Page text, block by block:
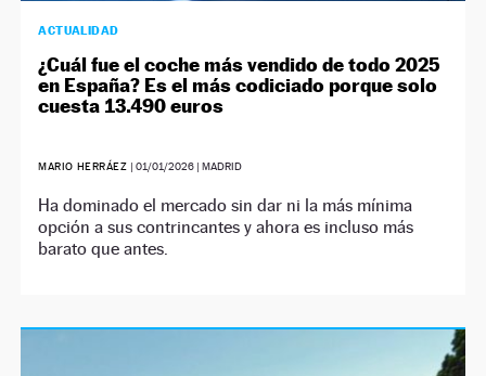
ACTUALIDAD
¿Cuál fue el coche más vendido de todo 2025
en España? Es el más codiciado porque solo
cuesta 13.490 euros
MARIO HERRÁEZ | 01/01/2026| MADRID
Ha dominado el mercado sin dar ni la más mínima
opción a sus contrincantes y ahora es incluso más
barato que antes.